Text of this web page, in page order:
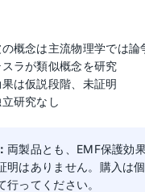
概念は主流物理学では論
ラが類似概念を研究
は仮説段階、未証明
研究なし
両製品とも、EMF保護効
明はありません。購入は
行ってください。